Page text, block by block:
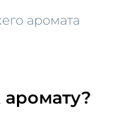
аромата